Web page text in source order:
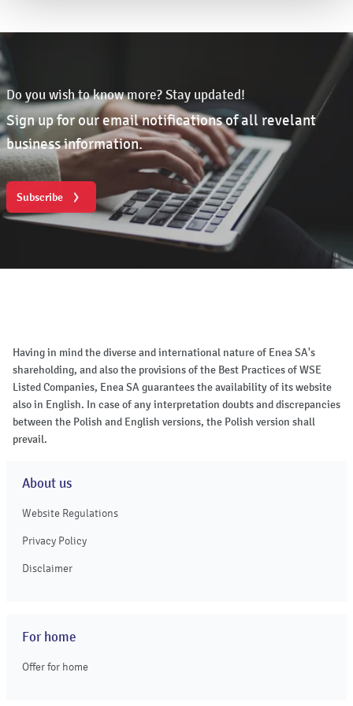
Do you wish to know more? Stay updated!
Sign up for our email notifications of all revelant
business information.
Subscribe
Having in mind the diverse and international nature of Enea SA's
shareholding, and also the provisions of the Best Practices of WSE
Listed Companies, Enea SA guarantees the availability of its website
also in English. In case of any interpretation doubts and discrepancies
between the Polish and English versions, the Polish version shall
prevail.
About us
Website Regulations
Privacy Policy
Disclaimer
For home
Offer for home